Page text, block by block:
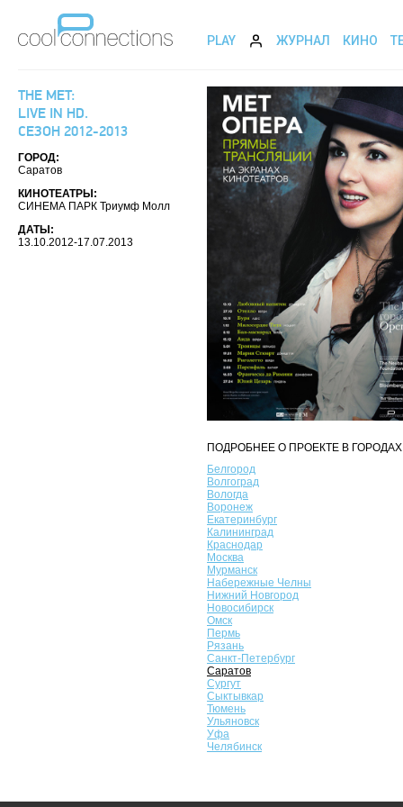
PLAY ЖУРНАЛ КИНО
THE MET:
LIVE IN HD.
СЕЗОН 2012-2013
ГОРОД:
Саратов
КИНОТЕАТРЫ:
СИНЕМА ПАРК Триумф Молл
ДАТЫ:
13.10.2012-17.07.2013
ПОДРОБНЕЕ О ПРОЕКТЕ В
Белгород
Волгоград
Вологда
Воронеж
Екатеринбург
Калининград
Краснодар
Москва
Мурманск
Набережные Челны
Нижний Новгород
Новосибирск
Омск
Пермь
Рязань
Санкт-Петербург
Саратов
Сургут
Сыктывкар
Тюмень
Ульяновск
Уфа
Челябинск